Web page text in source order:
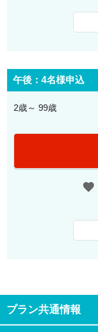
最少催行人数
るサービス
午後：4名様申込
2歳～ 99歳
最少催行人数
プラン共通情報